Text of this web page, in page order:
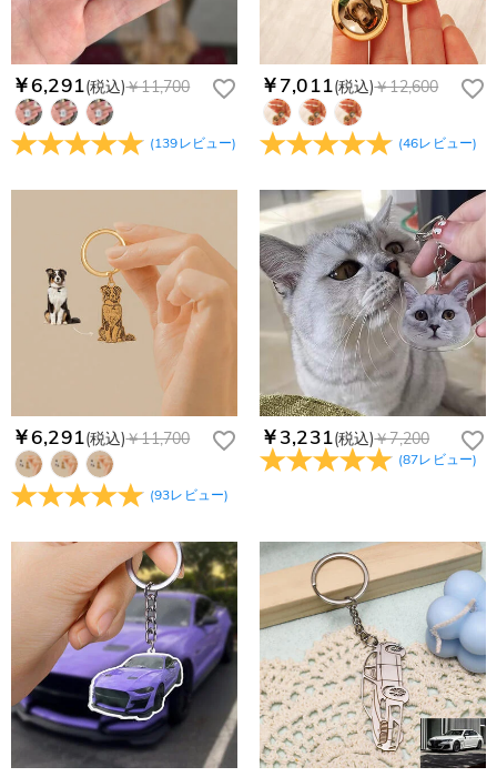
￥6,291(税込)￥11,700
(139レビュー)
￥7,011(税込)￥12,600
(46レビュー)
￥6,291(税込)￥11,700
(93レビュー)
￥3,231(税込)￥7,200
(87レビュー)